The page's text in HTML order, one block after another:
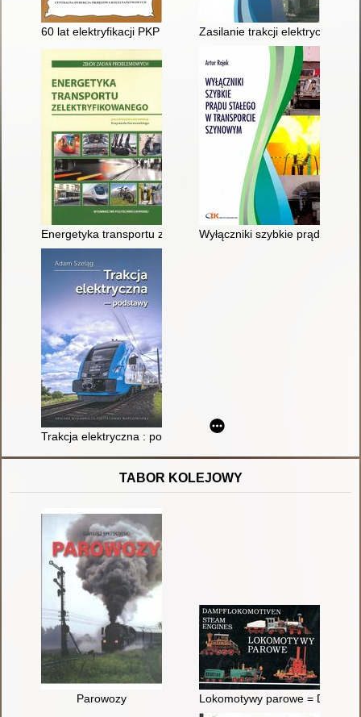
60 lat elektryfikacji PKP : praca zbiorowaZasilanie trakcji elektrycznej w
Energetyka transportu zelektryfikowanego : zbiór zadań
Wyłączniki szybkie prądu
Trakcja elektryczna : podstawy
TABOR KOLEJOWY
Parowozy Lokomotywy parowe =